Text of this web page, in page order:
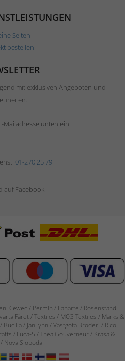
Seiten
bestellen
mit exklusiven Angeboten und
Mailadresse unten ein.
01-270 25 79
auf Facebook
Cewec / Permin / Lanarte / Rosenstand
Fåret / Textiles / MCG Textiles / Marks &
Bucilla / JanLynn / Västgöta Broderi / Rico
/ Luca-S / Thea Gouverneur / Krasa &
Nova Sloboda